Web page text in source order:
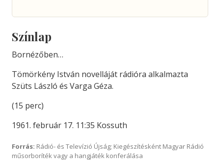
Színlap
Bornézőben…
Tömörkény István novelláját rádióra alkalmazta
Szüts László és Varga Géza.
(15 perc)
1961. február 17. 11:35 Kossuth
Forrás: Rádió- és Televízió Újság; Kiegészítésként Magyar Rádió
műsorboríték vagy a hangjáték konferálása